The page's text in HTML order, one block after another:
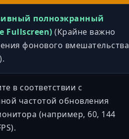
полноэкранный
Fullscreen) (Крайне важно
фонового вмешательства
в соответствии с
частотой обновления
(например, 60, 144